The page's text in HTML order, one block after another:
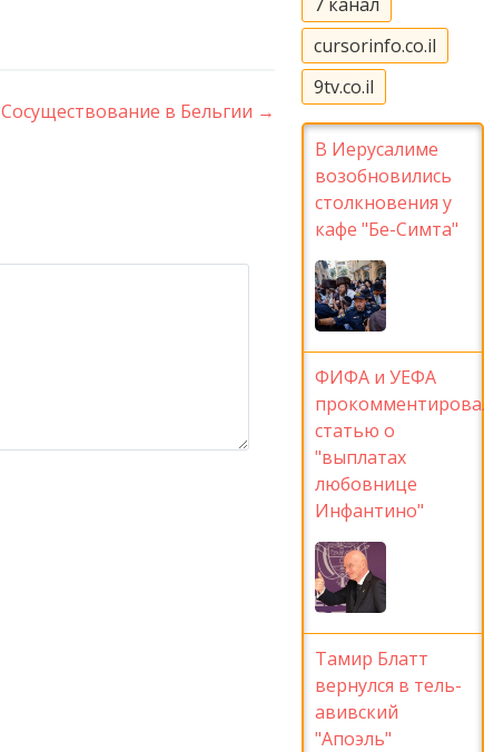
Сосуществование в Бельгии →
cursorinfo.co.il
9tv.co.il
В Иерусалиме
возобновились
столкновения у
кафе "Бе-Симта"
ФИФА и УЕФА
статью о
"выплатах
любовнице
Инфантино"
Тамир Блатт
вернулся в тель-
авивский
"Апоэль"